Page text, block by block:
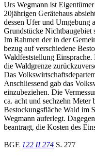
Urs Wegmann ist
20jährigen Gerätehaus
dessen Ufer und Umgebung
Grundstücke Nichtbaugebiet
Im Rahmen der in der
bezug auf verschiedene
Waldfeststellung
die Waldgrenze
Das
Anschliessend gab das
einzubeziehen. Die
ca. acht und sechzehn
Bestockungsfläche Wald im
Wegmann auferlegt.
beantragt, die Kosten des
BGE 122 II 274 S. 277